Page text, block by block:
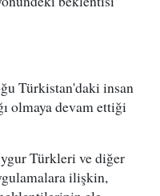
Türkistan'daki insan
olmaya devam ettiği
Türkleri ve diğer
ilişkin,